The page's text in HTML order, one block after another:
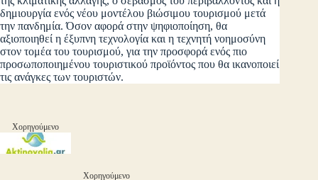
δημιουργία ενός νέου μοντέλου βιώσιμου τουρισμού μετά
την πανδημία. Όσον αφορά στην ψηφιοποίηση, θα
αξιοποιηθεί η έξυπνη τεχνολογία και η τεχνητή νοημοσύνη
στον τομέα του τουρισμού, για την προσφορά ενός πιο
προσωποποιημένου τουριστικού προϊόντος που θα ικανοποιεί
τις ανάγκες των τουριστών.
Χορηγούμενο
Χορηγούμενο